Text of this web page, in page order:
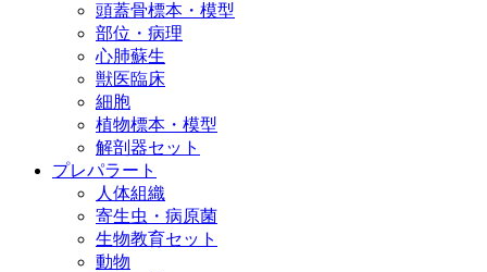
頭蓋骨標本・模型
部位・病理
心肺蘇生
獣医臨床
細胞
植物標本・模型
解剖器セット
プレパラート
人体組織
寄生虫・病原菌
生物教育セット
動物